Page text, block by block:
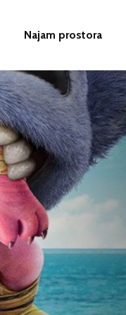
Najam prostora